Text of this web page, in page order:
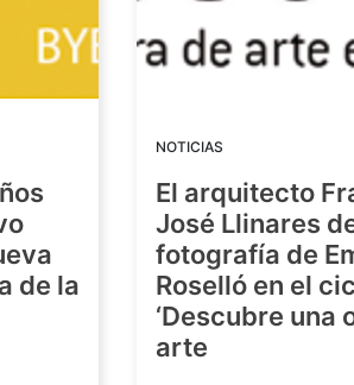
de la
NOTICIAS
El arquitecto
José Llinares
fotografía de
Roselló en el
‘Descubre una
arte